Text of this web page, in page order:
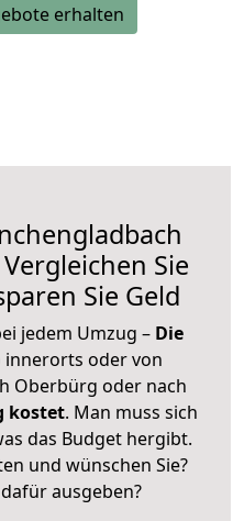
erhalten
Sie
Sie Geld
jedem Umzug – Die
innerorts oder von
Oberbürg oder nach
kostet. Man muss sich
das Budget hergibt.
und wünschen Sie?
ausgeben?